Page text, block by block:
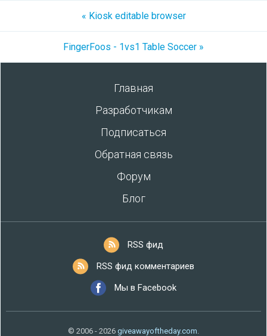
« Kiosk editable browser
FingerFoos - 1vs1 Table Soccer »
Главная
Разработчикам
Подписаться
Обратная связь
Форум
Блог
RSS фид
RSS фид комментариев
Мы в Facebook
© 2006 - 2026 giveawayoftheday.com.